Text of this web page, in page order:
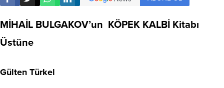
MİHAİL BULGAKOV’un KÖPEK KALBİ Kitabı
Üstüne
Gülten Türkel